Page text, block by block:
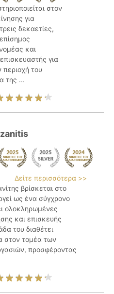
στον
για
δεκαετίες,
και
για
περιοχή του
της ...
Δείτε περισσότερα >>
βρίσκεται στο
ως ένα σύγχρονο
ολοκληρωμένες
και επισκευής
του διαθέτει
στον τομέα των
προσφέροντας